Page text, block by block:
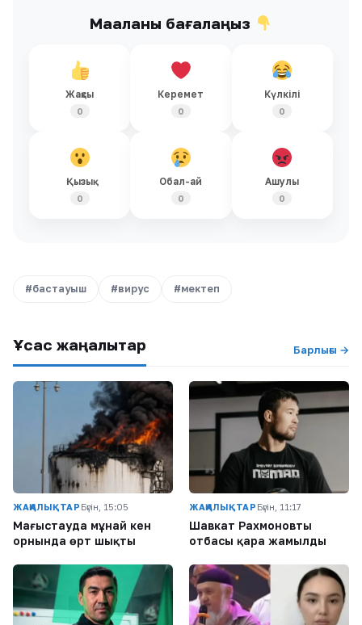
Мақаланы бағалаңыз
Жақсы
0
Керемет
0
Күлкілі
0
Қызық
0
Обал-ай
0
Ашулы
0
#бастауыш #вирус #мектеп
Ұқсас жаңалықтар Барлығы →
ЖАҢАЛЫҚТАР Бүгін, 15:05
Маңғыстауда мұнай кен
орнында өрт шықты
ЖАҢАЛЫҚТАР Бүгін, 11:17
Шавкат Рахмоновтың
отбасы қара жамылды